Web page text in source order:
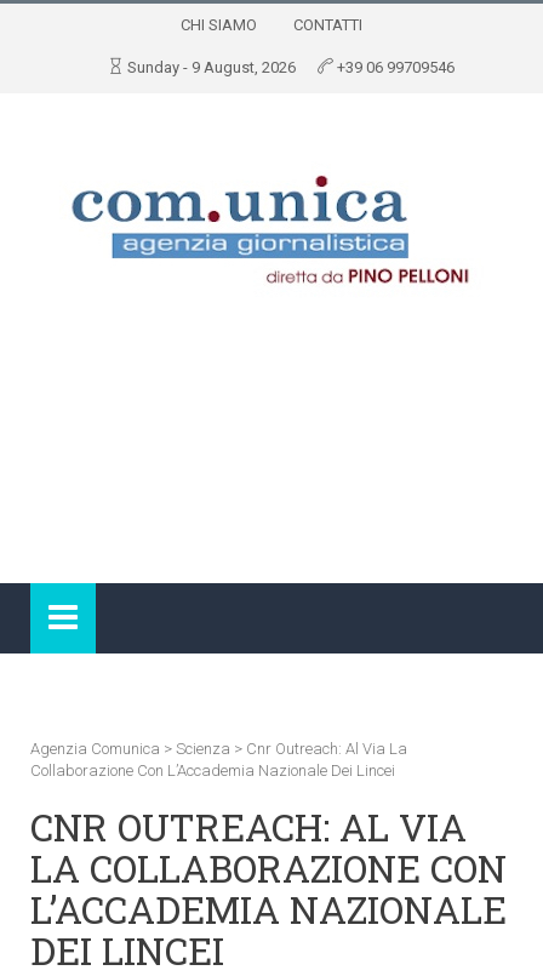
CHI SIAMO CONTATTI
Sunday - 9 August, 2026 +39 06 99709546
Agenzia Comunica > Scienza > Cnr Outreach: Al Via La
Collaborazione Con L’Accademia Nazionale Dei Lincei
CNR OUTREACH: AL VIA
LA COLLABORAZIONE CON
L’ACCADEMIA NAZIONALE
DEI LINCEI